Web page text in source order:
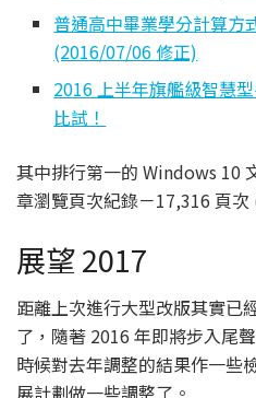
普通高中畢業學分計算方
(2016/07/06 修正)
2016 上半年旗艦級智慧
比試！
其中排行第一的 Windows 10
章瀏覽頁次紀錄－17,316 頁
展望 2017
距離上次進行大型改版其實已
了，隨著 2016 年即將步入尾
時候對去年調整的結果作一些